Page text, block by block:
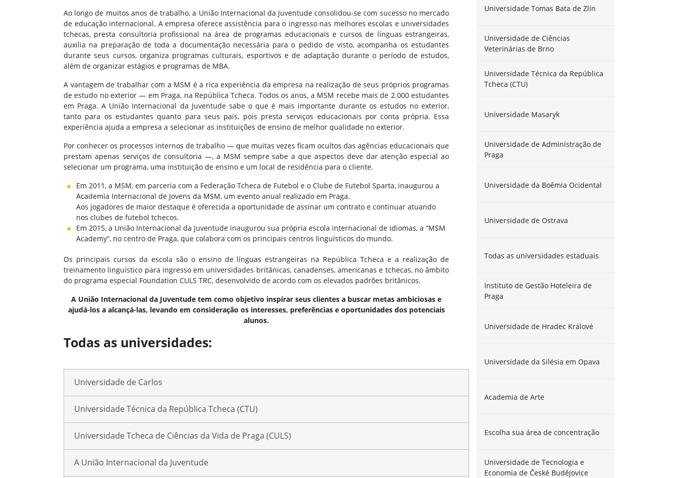
Ao longo de muitos anos de trabalho, a União Internacional da Juventude consolidou-se com sucesso no mercado
de educação internacional. A empresa oferece assistência para o ingresso nas melhores escolas e universidades
tchecas, presta consultoria profissional na área de programas educacionais e cursos de línguas estrangeiras,
auxilia na preparação de toda a documentação necessária para o pedido de visto, acompanha os estudantes
durante seus cursos, organiza programas culturais, esportivos e de adaptação durante o período de estudos,
além de organizar estágios e programas de MBA.
A vantagem de trabalhar com a MSM é a rica experiência da empresa na realização de seus próprios programas
de estudo no exterior — em Praga, na República Tcheca. Todos os anos, a MSM recebe mais de 2.000 estudantes
em Praga. A União Internacional da Juventude sabe o que é mais importante durante os estudos no exterior,
tanto para os estudantes quanto para seus pais, pois presta serviços educacionais por conta própria. Essa
experiência ajuda a empresa a selecionar as instituições de ensino de melhor qualidade no exterior.
Por conhecer os processos internos de trabalho — que muitas vezes ficam ocultos das agências educacionais que
prestam apenas serviços de consultoria —, a MSM sempre sabe a que aspectos deve dar atenção especial ao
selecionar um programa, uma instituição de ensino e um local de residência para o cliente.
Em 2011, a MSM, em parceria com a Federação Tcheca de Futebol e o Clube de Futebol Sparta, inaugurou a
Academia Internacional de Jovens da MSM, um evento anual realizado em Praga.
Aos jogadores de maior destaque é oferecida a oportunidade de assinar um contrato e continuar atuando
nos clubes de futebol tchecos.
Em 2015, a União Internacional da Juventude inaugurou sua própria escola internacional de idiomas, a “MSM
Academy”, no centro de Praga, que colabora com os principais centros linguísticos do mundo.
Os principais cursos da escola são o ensino de línguas estrangeiras na República Tcheca e a realização de
treinamento linguístico para ingresso em universidades britânicas, canadenses, americanas e tchecas, no âmbito
do programa especial Foundation CULS TRC, desenvolvido de acordo com os elevados padrões britânicos.
A União Internacional da Juventude tem como objetivo inspirar seus clientes a buscar metas ambiciosas e
ajudá-los a alcançá-las, levando em consideração os interesses, preferências e oportunidades dos potenciais
alunos.
Todas as universidades:
Universidade de Carlos
Universidade Técnica da República Tcheca (CTU)
Universidade Tcheca de Ciências da Vida de Praga (CULS)
A União Internacional da Juventude
Universidade Tomas Bata de Zlín
Universidade de Ciências
Veterinárias de Brno
Universidade Técnica da República
Tcheca (CTU)
Universidade Masaryk
Universidade de Administração de
Praga
Universidade da Boêmia Ocidental
Universidade de Ostrava
Todas as universidades estaduais
Instituto de Gestão Hoteleira de
Praga
Universidade de Hradec Králové
Universidade da Silésia em Opava
Academia de Arte
Escolha sua área de concentração
Universidade de Tecnologia e
Economia de České Budějovice